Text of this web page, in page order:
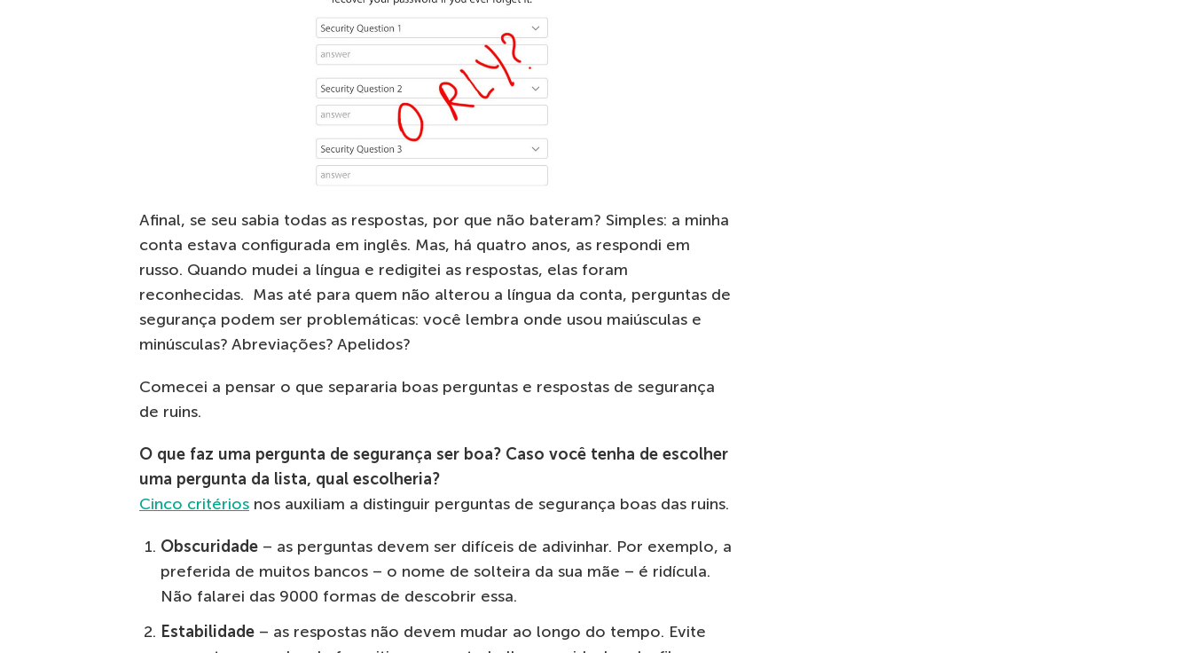
Afinal, se seu sabia todas as respostas, por que não bateram? Simples: a minha
conta estava configurada em inglês. Mas, há quatro anos, as respondi em
russo. Quando mudei a língua e redigitei as respostas, elas foram
reconhecidas. Mas até para quem não alterou a língua da conta, perguntas de
segurança podem ser problemáticas: você lembra onde usou maiúsculas e
minúsculas? Abreviações? Apelidos?
Comecei a pensar o que separaria boas perguntas e respostas de segurança
de ruins.
O que faz uma pergunta de segurança ser boa? Caso você tenha de escolher
uma pergunta da lista, qual escolheria?
Cinco critérios nos auxiliam a distinguir perguntas de segurança boas das ruins.
Obscuridade – as perguntas devem ser difíceis de adivinhar. Por exemplo, a
preferida de muitos bancos – o nome de solteira da sua mãe – é ridícula.
Não falarei das 9000 formas de descobrir essa.
Estabilidade – as respostas não devem mudar ao longo do tempo. Evite